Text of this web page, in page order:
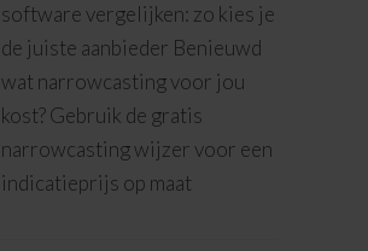
software vergelijken: zo kies je
de juiste aanbieder Benieuwd
wat narrowcasting voor jou
kost? Gebruik de gratis
narrowcasting wijzer voor een
indicatieprijs op maat